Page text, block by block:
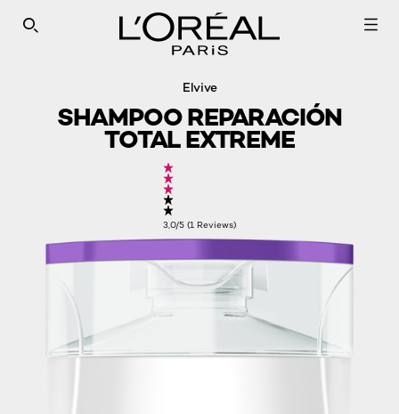
SEARCH THIS SITE
Elvive
SHAMPOO REPARACIÓN
TOTAL EXTREME
3,0/5 (1 Reviews)